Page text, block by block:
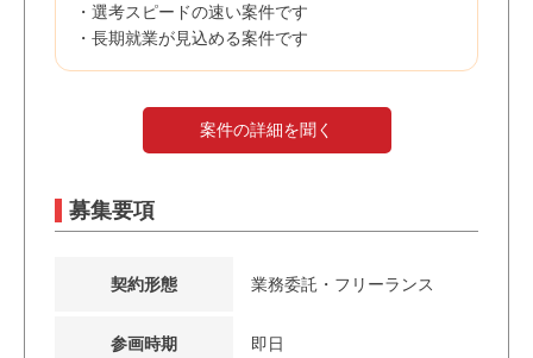
・選考スピードの速い案件です
・長期就業が見込める案件です
案件の詳細を聞く
募集要項
契約形態 業務委託・フリーランス
参画時期 即日